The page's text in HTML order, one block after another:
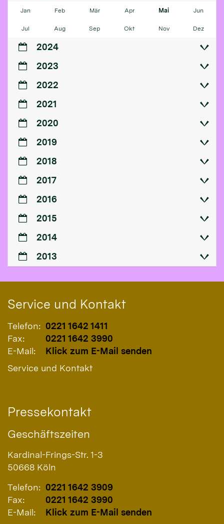
Jan Feb Mär Apr Mai Jun
Jul Aug Sep Okt Nov Dez
2024
2023
2022
2021
2020
2019
2018
2017
2016
2015
2014
2013
Service und Kontakt
Telefon: 0221 1642 1411
Fax:
0221 1642 3990
E-Mail:
Klick zum E-Mail senden
Service und Kontakt
Pressekontakt
Geschäftszeiten
Kardinal-Frings-Str. 1-3
50668 Köln
Telefon: 0221 1642 3909
Fax:
0221 1642 3990
E-Mail:
Klick zum E-Mail senden